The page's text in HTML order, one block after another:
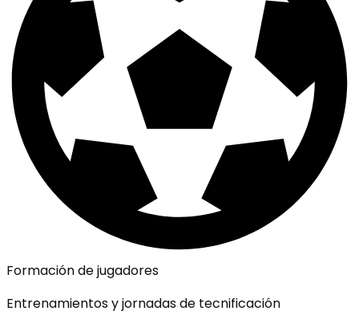
Formación de jugadores
Entrenamientos y jornadas de tecnificación